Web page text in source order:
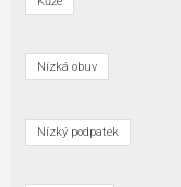
Nízká obuv
Nízký podpatek